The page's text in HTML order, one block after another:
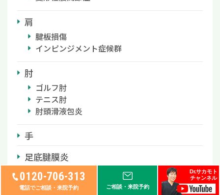
0120-706-313
電話でご相談・来院予約 ご相談・来院予約
Dr.サカモト
チャンネル
肩
腱板損傷
インピンジメント症候群
肘
ゴルフ肘
テニス肘
肘頭滑液包炎
手
足底腱膜炎
アキレス腱